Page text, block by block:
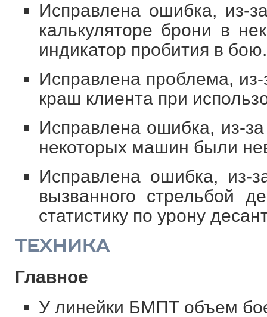
Исправлена ошибка, из-
калькуляторе брони в
индикатор пробития в бою.
Исправлена проблема, из-
краш клиента при
Исправлена ошибка, из-за
некоторых машин были
Исправлена ошибка, из-
вызванного стрельбой
статистику по урону
ТЕХНИКА
Главное
У линейки БМПТ объем